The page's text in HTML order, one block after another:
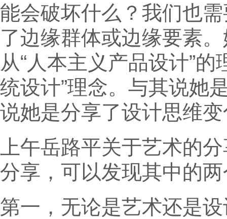
能会破坏什么？我们也
了边缘群体或边缘要素
从“人本主义产品设计”
统设计”理念。与其说她
说她是分享了设计思维
上午岳路平关于艺术的
分享，可以发现其中的
第一，无论是艺术还是